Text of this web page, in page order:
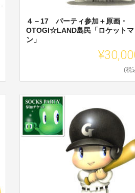
４－17 パーティ参加＋原画・
OTOGI☆LAND島民「ロケットマ
ン」
(税